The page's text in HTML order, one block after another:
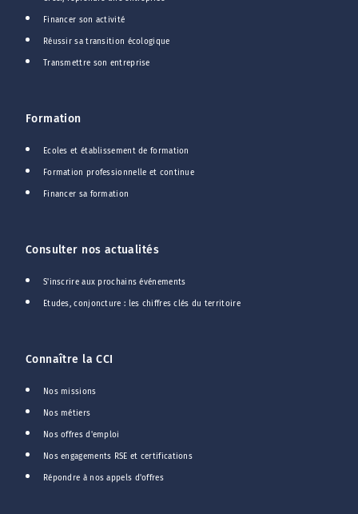
Financer son activité
Réussir sa transition écologique
Transmettre son entreprise
Formation
Ecoles et établissement de formation
Formation professionnelle et continue
Financer sa formation
Consulter nos actualités
S'inscrire aux prochains événements
Etudes, conjoncture : les chiffres clés du territoire
Connaître la CCI
Nos missions
Nos métiers
Nos offres d'emploi
Nos engagements RSE et certifications
Répondre à nos appels d'offres